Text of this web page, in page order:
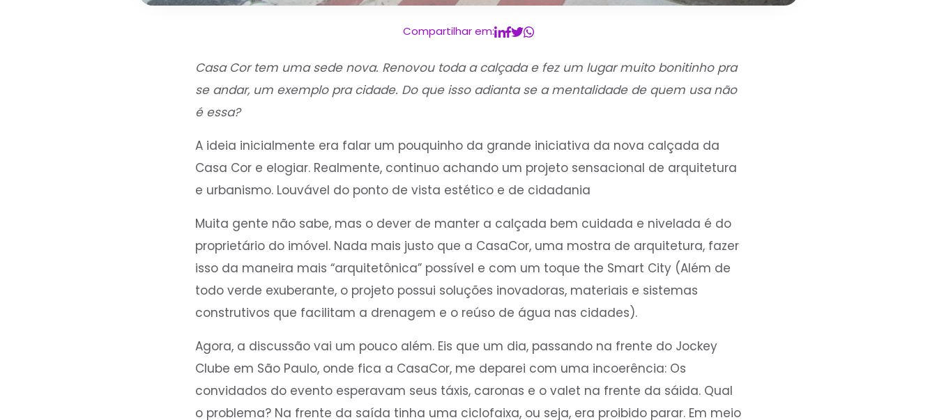
Compartilhar em:
Casa Cor tem uma sede nova. Renovou toda a calçada e fez um lugar muito bonitinho pra
se andar, um exemplo pra cidade. Do que isso adianta se a mentalidade de quem usa não
é essa?
A ideia inicialmente era falar um pouquinho da grande iniciativa da nova calçada da
Casa Cor e elogiar. Realmente, continuo achando um projeto sensacional de arquitetura
e urbanismo. Louvável do ponto de vista estético e de cidadania
Muita gente não sabe, mas o dever de manter a calçada bem cuidada e nivelada é do
proprietário do imóvel. Nada mais justo que a CasaCor, uma mostra de arquitetura, fazer
isso da maneira mais “arquitetônica” possível e com um toque the Smart City (Além de
todo verde exuberante, o projeto possui soluções inovadoras, materiais e sistemas
construtivos que facilitam a drenagem e o reúso de água nas cidades).
Agora, a discussão vai um pouco além. Eis que um dia, passando na frente do Jockey
Clube em São Paulo, onde fica a CasaCor, me deparei com uma incoerência: Os
convidados do evento esperavam seus táxis, caronas e o valet na frente da sáida. Qual
o problema? Na frente da saída tinha uma ciclofaixa, ou seja, era proibido parar. Em meio